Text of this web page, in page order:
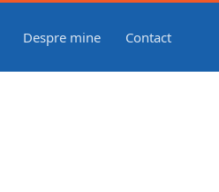
Despre mine Contact